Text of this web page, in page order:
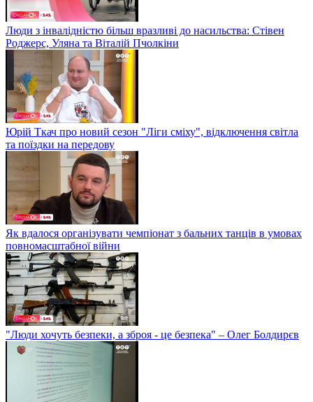
Люди з інвалідністю більш вразливі до насильства: Стівен
Роджерс, Уляна та Віталій Пчолкіни
Юрій Ткач про новий сезон "Ліги сміху", відключення світла
та поїздки на передову
Як вдалося організувати чемпіонат з бальних танців в умовах
повномасштабної війни
"Люди хочуть безпеки, а зброя - це безпека" – Олег Болдирєв